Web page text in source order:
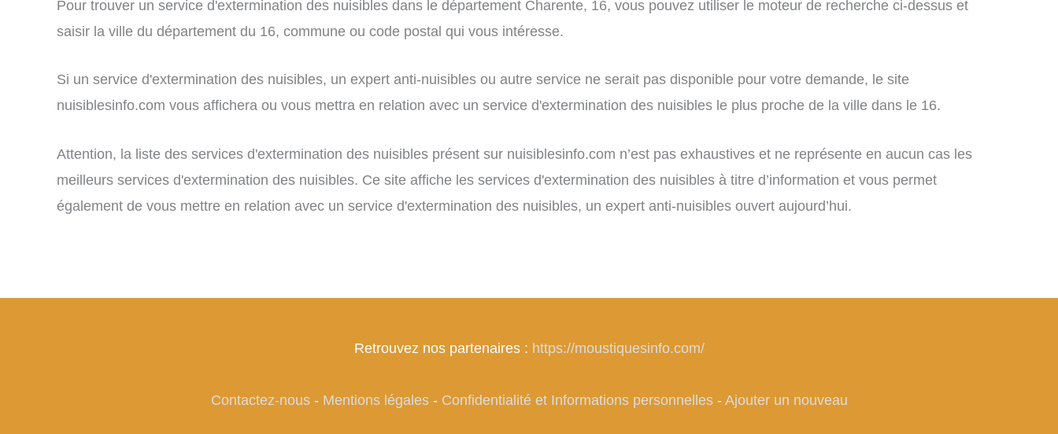
Pour trouver un service d'extermination des nuisibles dans le département Charente, 16, vous pouvez utiliser le moteur de recherche ci-dessus et
saisir la ville du département du 16, commune ou code postal qui vous intéresse.
Si un service d'extermination des nuisibles, un expert anti-nuisibles ou autre service ne serait pas disponible pour votre demande, le site
nuisiblesinfo.com vous affichera ou vous mettra en relation avec un service d'extermination des nuisibles le plus proche de la ville dans le 16.
Attention, la liste des services d'extermination des nuisibles présent sur nuisiblesinfo.com n’est pas exhaustives et ne représente en aucun cas les
meilleurs services d'extermination des nuisibles. Ce site affiche les services d'extermination des nuisibles à titre d’information et vous permet
également de vous mettre en relation avec un service d'extermination des nuisibles, un expert anti-nuisibles ouvert aujourd’hui.
Retrouvez nos partenaires : https://moustiquesinfo.com/
Contactez-nous- Mentions légales- Confidentialité et Informations personnelles- Ajouter un nouveau